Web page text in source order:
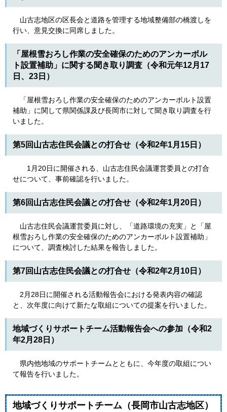
山古志地区の区長会と道路を管理する地域整備部の橋渡しを
行い、意見交換に同席しました。
「屋根雪おろし作業の安全確保のためのアンカーボル
ト設置補助」に関する聞き取り調査（令和元年12月17
日、23日）
「屋根雪おろし作業の安全確保のためのアンカーボルト設置
補助」に関して県関係課及び長岡市に対して聞き取り調査を行
いました。
第5回山古志住民会議との打合せ（令和2年1月15日）
1月20日に開催される、山古志住民会議運営委員との打合
せについて、事前確認を行いました。
第6回山古志住民会議との打合せ（令和2年1月20日）
山古志住民会議運営委員に対し、「道路環境の充実」と「屋
根雪おろし作業の安全確保のためのアンカーボルト設置補助」
について、調査検討した結果を報告しました。
第7回山古志住民会議との打合せ（令和2年2月10日）
2月28日に開催される活動報告会における発表内容の確認
と、次年度に向けて新たな取組についての提案を行いました。
地域づくりサポートチーム活動報告会への参加（令和2
年2月28日）
県内他地域のサポートチームとともに、今年度の取組につい
て報告を行いました。
地域づくりサポートチーム（長岡市山古志地区）